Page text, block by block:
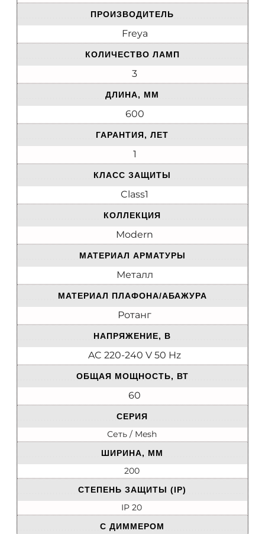
ПРОИЗВОДИТЕЛЬ
Freya
КОЛИЧЕСТВО ЛАМП
3
ДЛИНА, ММ
600
ГАРАНТИЯ, ЛЕТ
1
КЛАСС ЗАЩИТЫ
Class1
КОЛЛЕКЦИЯ
Modern
МАТЕРИАЛ АРМАТУРЫ
Металл
МАТЕРИАЛ ПЛАФОНА/АБАЖУРА
Ротанг
НАПРЯЖЕНИЕ, В
AC 220-240 V 50 Hz
ОБЩАЯ МОЩНОСТЬ, ВТ
60
СЕРИЯ
Сеть / Mesh
ШИРИНА, ММ
200
СТЕПЕНЬ ЗАЩИТЫ (IP)
IP 20
С ДИММЕРОМ